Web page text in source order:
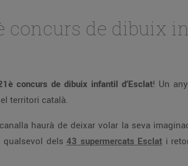
concurs de dibuix
concurs de dibuix infantil d’Esclat! Un
territori català.
haurà de deixar volar la seva
dels 43 supermercats Esclat i